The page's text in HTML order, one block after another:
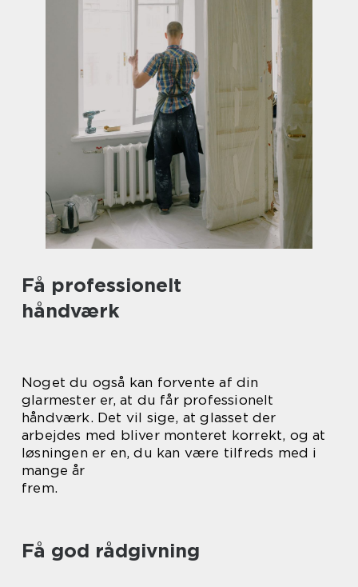
Få professionelt
håndværk
Noget du også kan forvente af din
glarmester er, at du får professionelt
håndværk. Det vil sige, at glasset der
arbejdes med bliver monteret korrekt, og at
løsningen er en, du kan være tilfreds med i
mange år
frem.
Få god rådgivning